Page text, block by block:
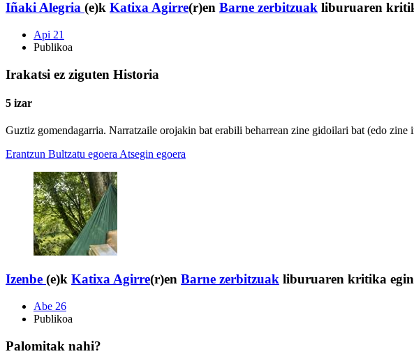
Iñaki Alegria (e)k Katixa Agirre(r)en Barne zerbitzuak liburuaren
Api 21
Publikoa
Irakatsi ez ziguten Historia
5 izar
Guztiz gomendagarria. Narratzaile orojakin bat erabili beharrean zine gidoilari bat (edo
Erantzun Bultzatu egoera Atsegin egoera
Izenbe (e)k Katixa Agirre(r)en Barne zerbitzuak liburuaren kritika
Abe 26
Publikoa
Palomitak nahi?